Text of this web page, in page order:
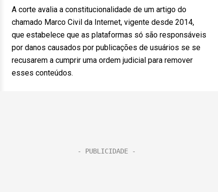
A corte avalia a constitucionalidade de um artigo do
chamado Marco Civil da Internet, vigente desde 2014,
que estabelece que as plataformas só são responsáveis
por danos causados por publicações de usuários se se
recusarem a cumprir uma ordem judicial para remover
esses conteúdos.